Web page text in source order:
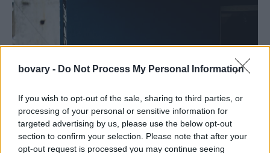
bovary - Do Not Process My Personal Information
If you wish to opt-out of the sale, sharing to third parties, or
processing of your personal or sensitive information for
targeted advertising by us, please use the below opt-out
section to confirm your selection. Please note that after your
opt-out request is processed you may continue seeing